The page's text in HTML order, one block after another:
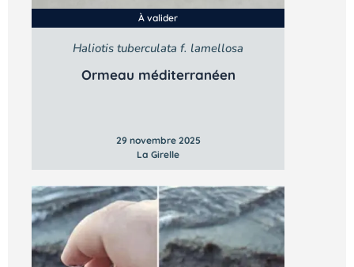
À valider
Haliotis tuberculata f. lamellosa
Ormeau méditerranéen
29 novembre 2025
La Girelle